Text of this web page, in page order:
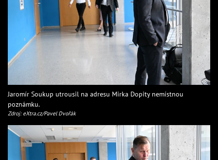
Jaromír Soukup utrousil na adresu Mirka Dopity nemístnou
poznámku.
Zdroj: eXtra.cz/Pavel Dvořák